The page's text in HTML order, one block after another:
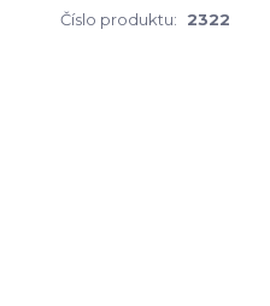
Číslo produktu: 2322